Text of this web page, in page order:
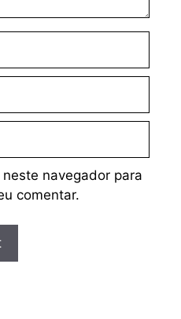
navegador para
comentar.